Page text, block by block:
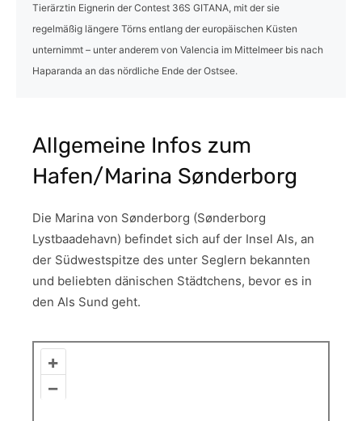
Tierärztin Eignerin der Contest 36S GITANA, mit der sie
regelmäßig längere Törns entlang der europäischen Küsten
unternimmt – unter anderem von Valencia im Mittelmeer bis nach
Haparanda an das nördliche Ende der Ostsee.
Allgemeine Infos zum
Hafen/Marina Sønderborg
Die Marina von Sønderborg (Sønderborg
Lystbaadehavn) befindet sich auf der Insel Als, an
der Südwestspitze des unter Seglern bekannten
und beliebten dänischen Städtchens, bevor es in
den Als Sund geht.
+
–